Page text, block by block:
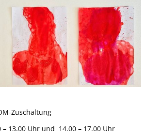
Zuschaltung
– 13.00 Uhr und 14.00 – 17.00 Uhr